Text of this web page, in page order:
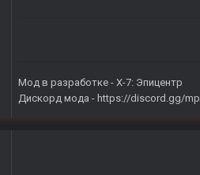
Мод в разработке - X-7: Эпицентр
Дискорд мода - https://discord.gg/